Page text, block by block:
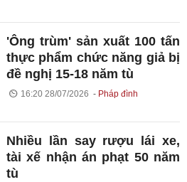
'Ông trùm' sản xuất 100 tấn
thực phẩm chức năng giả bị
đề nghị 15-18 năm tù
16:20 28/07/2026 Pháp đình
Nhiều lần say rượu lái xe,
tài xế nhận án phạt 50 năm
tù